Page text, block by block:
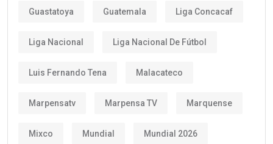
Guastatoya Guatemala Liga Concacaf
Liga Nacional Liga Nacional De Fútbol
Luis Fernando Tena Malacateco
Marpensatv Marpensa TV Marquense
Mixco Mundial Mundial 2026